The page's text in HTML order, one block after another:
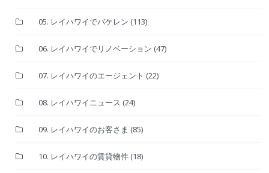
05. レイハワイでバケレン (113)
06. レイハワイでリノベーション (47)
07. レイハワイのエージェント (22)
08. レイハワイニュース (24)
09. レイハワイのお客さま (85)
10. レイハワイの賃貸物件 (18)